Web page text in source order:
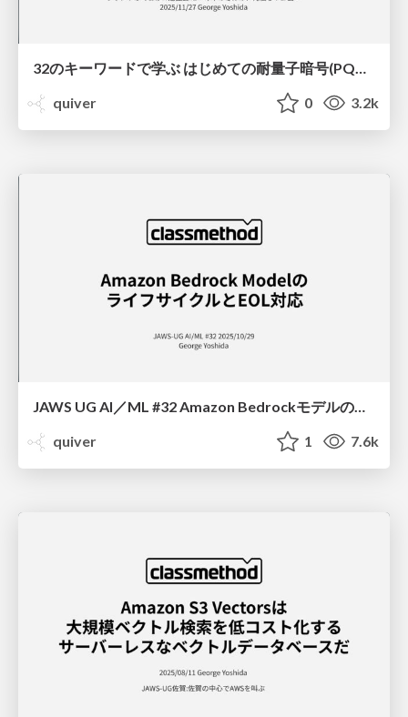
32のキーワードで学ぶ はじめての耐量子暗号(PQC) / Getting Started with Post-Quantum Cryptography in 32 keywords
quiver
0 3.2k
JAWS UG AI／ML #32 Amazon BedrockモデルのライフサイクルとEOL対応/How Amazon Bedrock Model Lifecycle Works
quiver
1 7.6k